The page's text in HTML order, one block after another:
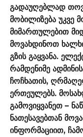
გადაუღებლად
მობილიზება უკვე
მიმართულებით
მოვახდინოთ
გზის გაყვანა.
რამდენიმე
ჩოჩხათის,
ერთეულებს.
გამოვიყვანეთ –
ნათესავებთან
ინფორმაციით,